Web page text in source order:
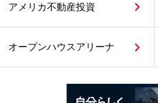
アメリカ不動産投資
オープンハウスアリーナ